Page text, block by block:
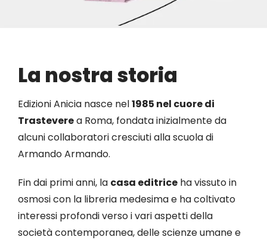
La nostra storia
Edizioni Anicia nasce nel1985 nel cuore di
Trasteverea Roma, fondata inizialmente da
alcuni collaboratori cresciuti alla scuola di
Armando Armando.
Fin dai primi anni, la casa editriceha vissuto in
osmosi con la libreria medesima e ha coltivato
interessi profondi verso i vari aspetti della
società contemporanea, delle scienze umane e